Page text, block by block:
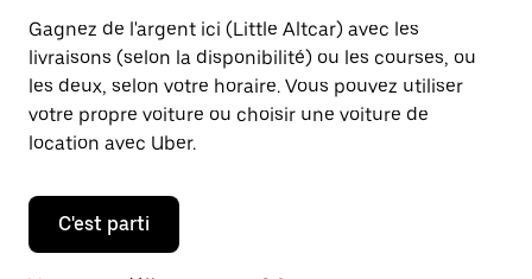
Gagnez de l'argent ici (Little Altcar) avec les
livraisons (selon la disponibilité) ou les courses, ou
les deux, selon votre horaire. Vous pouvez utiliser
votre propre voiture ou choisir une voiture de
location avec Uber.
C'est parti